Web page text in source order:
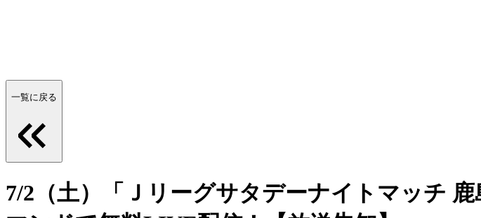
一覧に戻る
7/2（土）「Ｊリーグサタデーナイトマッチ